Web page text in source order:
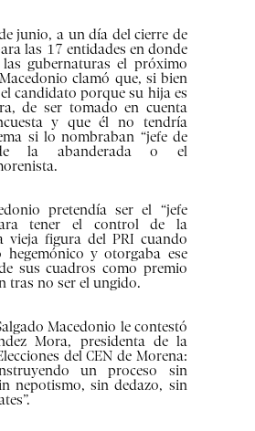
junio, a un día del cierre de
las 17 entidades en donde
gubernaturas el próximo
clamó que, si bien
candidato porque su hija es
de ser tomado en cuenta
y que él no tendría
si lo nombraban “jefe de
de la abanderada o el
pretendía ser el “jefe
tener el control de la
vieja figura del PRI cuando
y otorgaba ese
sus cuadros como premio
tras no ser el ungido.
Macedonio le contestó
Mora, presidenta de la
del CEN de Morena:
un proceso sin
nepotismo, sin dedazo, sin